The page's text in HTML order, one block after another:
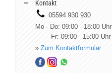
Kontakt
05594 930 930
Mo - Do: 09:00 - 18:00 Uhr
Fr: 09:00 - 15:00 Uhr
» Zum Kontaktformular